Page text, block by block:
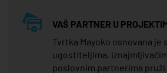
VAŠ PARTNER U
Tvrtka Mayoko osnovana je
ugostiteljima,
poslovnim partnerima